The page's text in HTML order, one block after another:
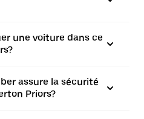
une voiture dans ce
assure la sécurité
Priors?